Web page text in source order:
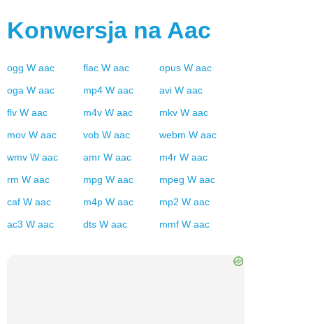
Konwersja na Aac
ogg W aac flac W aac opus W aac
oga W aac mp4 W aac avi W aac
flv W aac m4v W aac mkv W aac
mov W aac vob W aac webm W aac
wmv W aac amr W aac m4r W aac
rm W aac mpg W aac mpeg W aac
caf W aac m4p W aac mp2 W aac
ac3 W aac dts W aac mmf W aac